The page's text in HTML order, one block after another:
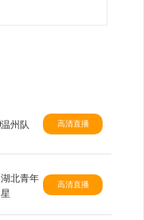
温州队 高清直播
湖北青年
星
高清直播